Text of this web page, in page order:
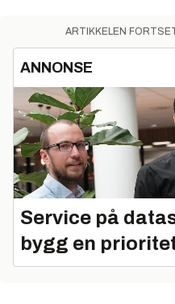
ARTIKKELEN
ANNONSE
Service på
bygg en